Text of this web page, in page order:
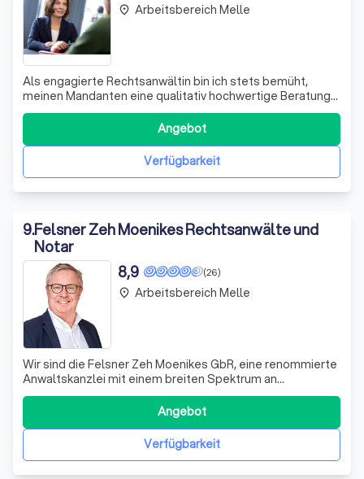
Als engagierte Rechtsanwältin bin ich stets bemüht,
meinen Mandanten eine qualitativ hochwertige Beratung
zu bieten. Ich verstehe, dass das Recht einem ständigen
Wandel unterliegt, daher bilde ich mich regelmäßig weiter,
um immer auf dem neuesten Stand zu sein. Meine
Spezialgebiete sind das Sorgerec
Verfügbarkeit
Angebot
place Arbeitsbereich Melle
9.Felsner Zeh Moenikes Rechtsanwälte und
Notar
(26)
8,9
Wir sind die Felsner Zeh Moenikes GbR, eine renommierte
Anwaltskanzlei mit einem breiten Spektrum an
juristischen Dienstleistungen. Unser Team besteht aus
hochqualifizierten Rechtsanwälten und Notaren, die sich
durch ihre Fachkompetenz und langjährige Erfahrung
auszeichnen. Wir bieten rechtssichere
Verfügbarkeit
Angebot
place Arbeitsbereich Melle